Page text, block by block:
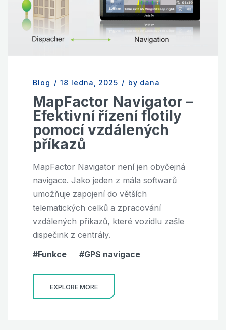
Blog / 18 ledna, 2025 / by dana
MapFactor Navigator –
Efektivní řízení flotily
pomocí vzdálených
příkazů
MapFactor Navigator není jen obyčejná
navigace. Jako jeden z mála softwarů
umožňuje zapojení do větších
telematických celků a zpracování
vzdálených příkazů, které vozidlu zašle
dispečink z centrály.
Funkce
GPS navigace
EXPLORE MORE